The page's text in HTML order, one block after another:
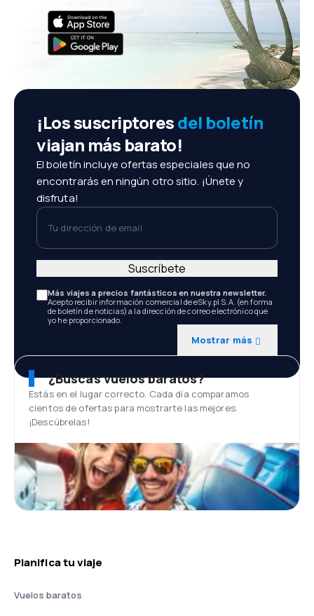
¡Los suscriptoresdel boletín
viajan más barato!
El boletín incluye ofertas especiales que no
encontrarás en ningún otro sitio. ¡Únete y
disfruta!
Tu dirección de email
Más viajes a precios fantásticos en nuestra newsletter.
Acepto recibir información comercial de eSky.pl S.A. (en forma
de boletín de noticias) a la dirección de correo electrónico que
yo he proporcionado.
Mostrar más
Suscríbete
¿Buscas vuelos baratos?
Estás en el lugar correcto. Cada día comparamos
cientos de ofertas para mostrarte las mejores.
¡Descúbrelas!
Planifica tu viaje
Vuelos baratos